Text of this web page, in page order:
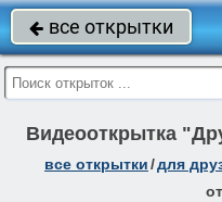
 все открытки
Видеооткрытка
все открытки/для